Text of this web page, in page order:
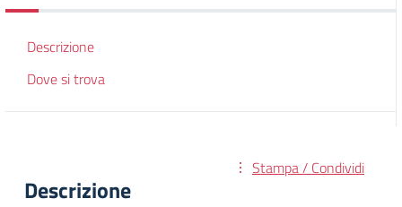
Descrizione
Dove si trova
Stampa / Condividi
Descrizione